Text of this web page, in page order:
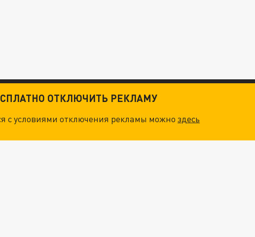
ОТКЛЮЧИТЬ РЕКЛАМУ
с условиями отключения рекламы можноздесь